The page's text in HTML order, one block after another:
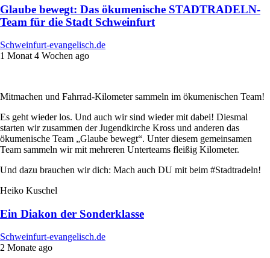
Glaube bewegt: Das ökumenische STADTRADELN-
Team für die Stadt Schweinfurt
Schweinfurt-evangelisch.de
1 Monat 4 Wochen ago
Mitmachen und Fahrrad-Kilometer sammeln im ökumenischen Team!
Es geht wieder los. Und auch wir sind wieder mit dabei! Diesmal
starten wir zusammen der Jugendkirche Kross und anderen das
ökumenische Team „Glaube bewegt“. Unter diesem gemeinsamen
Team sammeln wir mit mehreren Unterteams fleißig Kilometer.
Und dazu brauchen wir dich: Mach auch DU mit beim #Stadtradeln!
Heiko Kuschel
Ein Diakon der Sonderklasse
Schweinfurt-evangelisch.de
2 Monate ago